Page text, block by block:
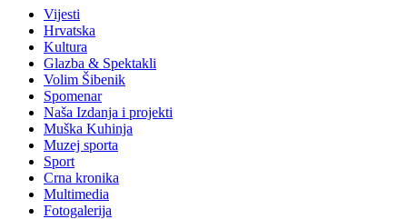
Vijesti
Hrvatska
Kultura
Glazba & Spektakli
Volim Šibenik
Spomenar
Naša Izdanja i projekti
Muška Kuhinja
Muzej sporta
Sport
Crna kronika
Multimedia
Fotogalerija